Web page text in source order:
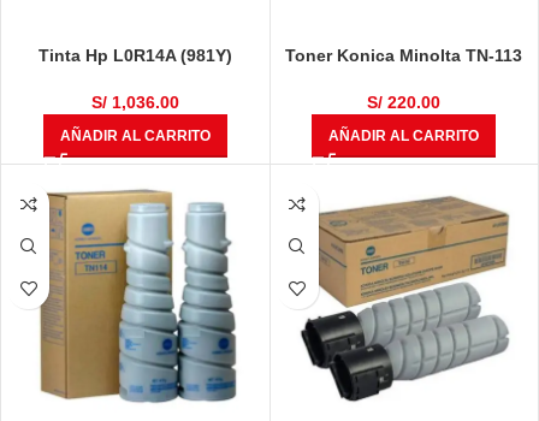
Tinta Hp L0R14A (981Y)
S/1,036.00
AÑADIR AL CARRITO
Toner Konica Minolta TN-113
DI1610F, DI1610FP, DI1610P
Negro 12,000 Paginas
S/ 220.00
AÑADIR AL CARRITO